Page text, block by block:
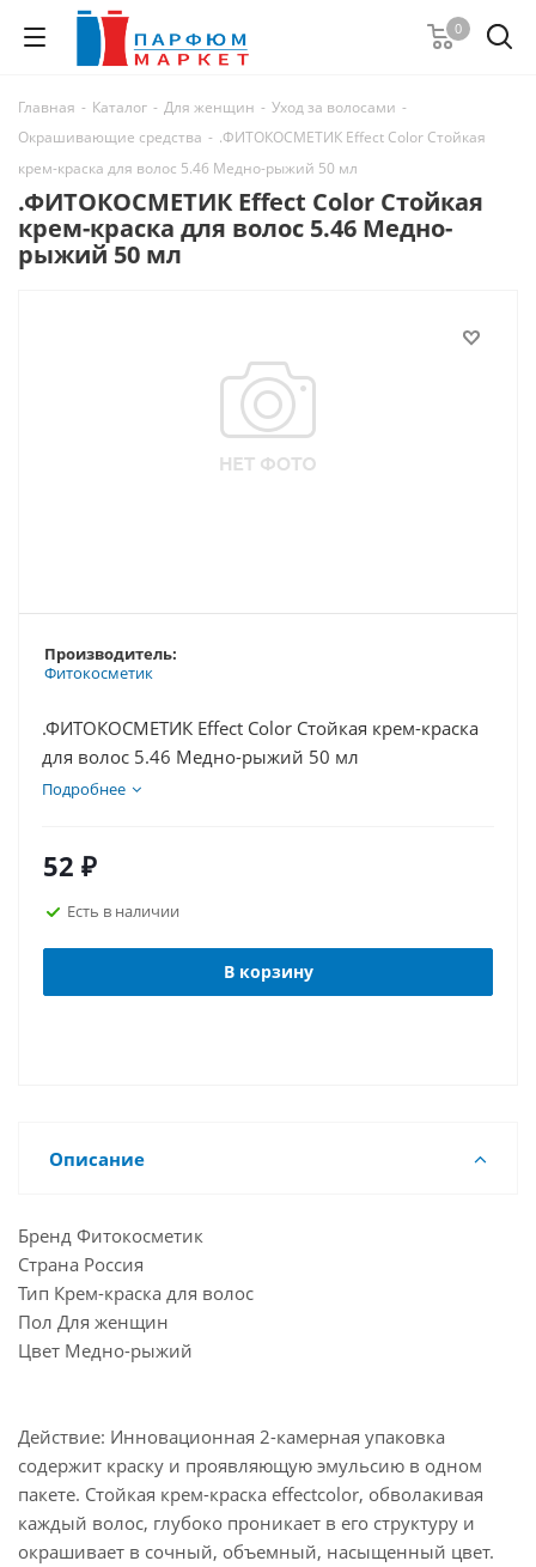
0
Главная - Каталог - Для женщин - Уход за волосами -
Окрашивающие средства - .ФИТОКОСМЕТИК Effect Сolor Cтойкая
крем-краска для волос 5.46 Медно-рыжий 50 мл
.ФИТОКОСМЕТИК Effect Сolor Cтойкая
крем-краска для волос 5.46 Медно-
рыжий 50 мл
Производитель:
Фитокосметик
.ФИТОКОСМЕТИК Effect Сolor Cтойкая крем-краска
для волос 5.46 Медно-рыжий 50 мл
Подробнее
52 ₽
Есть в наличии
В корзину
Описание
Бренд Фитокосметик
Страна Россия
Тип Крем-краска для волос
Пол Для женщин
Цвет Медно-рыжий
Действие: Инновационная 2-камерная упаковка
содержит краску и проявляющую эмульсию в одном
пакете. Стойкая крем-краска effectcolor, обволакивая
каждый волос, глубоко проникает в его структуру и
окрашивает в сочный, объемный, насыщенный цвет.